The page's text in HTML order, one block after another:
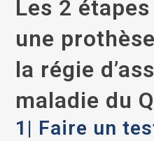
Les 2
une
la régie
maladie du
1| Faire un